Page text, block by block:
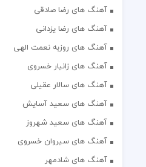
آهنگ های رضا صادقی
آهنگ های رضا یزدانی
آهنگ های روزبه نعمت الهی
آهنگ های زانیار خسروی
آهنگ های سالار عقیلی
آهنگ های سعید آسایش
آهنگ های سعید شهروز
آهنگ های سیروان خسروی
آهنگ های شادمهر